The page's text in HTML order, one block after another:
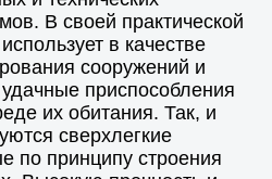
В своей практической
в качестве
сооружений и
приспособления
их обитания. Так, и
сверхлегкие
по принципу строения